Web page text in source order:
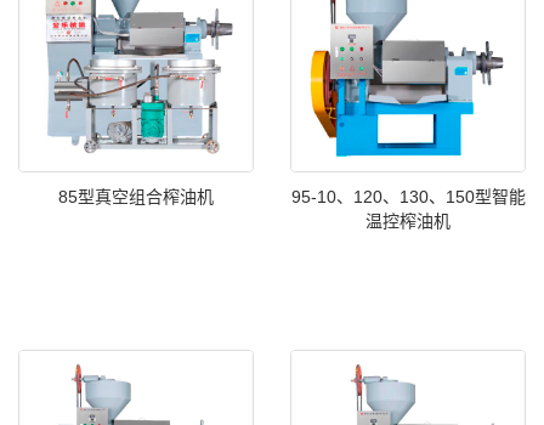
85型真空组合榨油机
95-10、120、130、150型智能
温控榨油机